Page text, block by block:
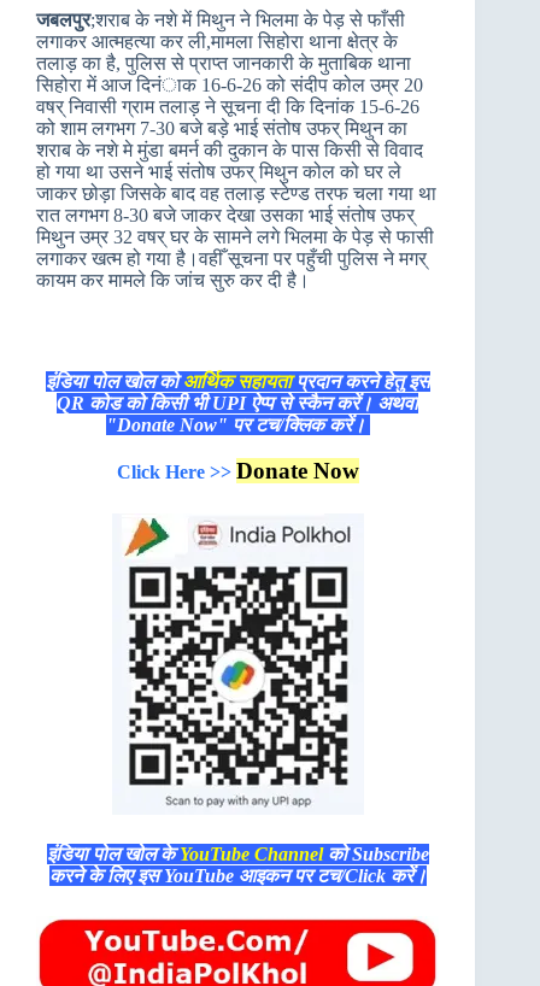
जबलपुर;शराब के नशे में मिथुन ने भिलमा के पेड़ से फाँसी
लगाकर आत्महत्या कर ली,मामला सिहोरा थाना क्षेत्र के
तलाड़ का है, पुलिस से प्राप्त जानकारी के मुताबिक थाना
सिहोरा में आज दिनंाक 16-6-26 को संदीप कोल उम्र 20
वषर् निवासी ग्राम तलाड़ ने सूचना दी कि दिनांक 15-6-26
को शाम लगभग 7-30 बजे बड़े भाई संतोष उफर् मिथुन का
शराब के नशे मे मुंडा बमर्न की दुकान के पास किसी से विवाद
हो गया था उसने भाई संतोष उफर् मिथुन कोल को घर ले
जाकर छोड़ा जिसके बाद वह तलाड़ स्टेण्ड तरफ चला गया था
रात लगभग 8-30 बजे जाकर देखा उसका भाई संतोष उफर्
मिथुन उम्र 32 वषर् घर के सामने लगे भिलमा के पेड़ से फासी
लगाकर खत्म हो गया है।वहीँ सूचना पर पहुँची पुलिस ने मगर्
कायम कर मामले कि जांच सुरु कर दी है।
इंडिया पोल खोल कोआर्थिक सहायताप्रदान करने हेतु इस
QR कोड को किसी भी UPI ऐप्प से स्कैन करें। अथवा
"Donate Now" पर टच/क्लिक करें।
Click Here >> Donate Now
इंडिया पोल खोल केYouTube Channelको Subscribe
करने के लिए इस YouTube आइकन पर टच/Click करें।